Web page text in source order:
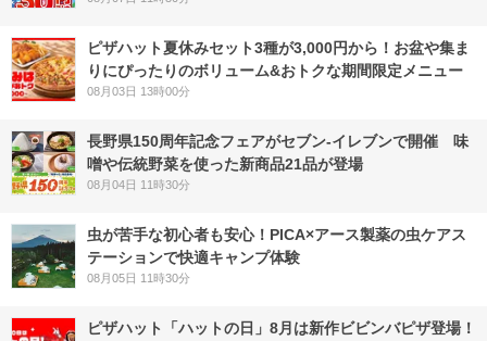
ピザハット夏休みセット3種が3,000円から！お盆や集ま
りにぴったりのボリューム&おトクな期間限定メニュー
08月03日 13時00分
長野県150周年記念フェアがセブン-イレブンで開催 味
噌や伝統野菜を使った新商品21品が登場
08月04日 11時30分
虫が苦手な初心者も安心！PICA×アース製薬の虫ケアス
テーションで快適キャンプ体験
08月05日 11時30分
ピザハット「ハットの日」8月は新作ビビンバピザ登場！